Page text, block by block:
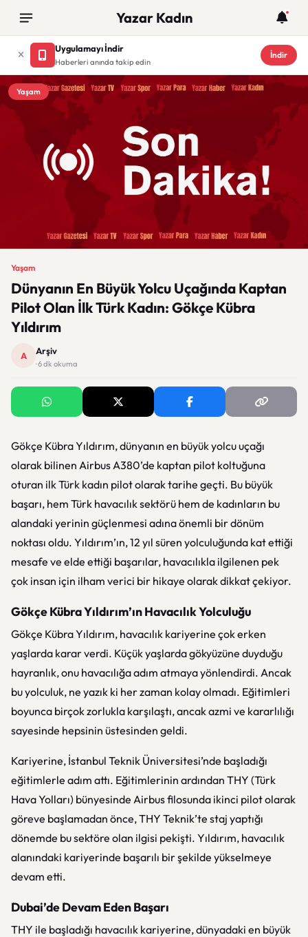
Yazar Kadın
Uygulamayı İndir
Haberleri anında takip edin
İndir
Yaşam
Yaşam
Dünyanın En Büyük Yolcu Uçağında Kaptan
Pilot Olan İlk Türk Kadın: Gökçe Kübra
Yıldırım
A Arşiv
· 6 dk okuma
Gökçe Kübra Yıldırım, dünyanın en büyük yolcu uçağı
olarak bilinen Airbus A380’de kaptan pilot koltuğuna
oturan ilk Türk kadın pilot olarak tarihe geçti. Bu büyük
başarı, hem Türk havacılık sektörü hem de kadınların bu
alandaki yerinin güçlenmesi adına önemli bir dönüm
noktası oldu. Yıldırım’ın, 12 yıl süren yolculuğunda kat ettiği
mesafe ve elde ettiği başarılar, havacılıkla ilgilenen pek
çok insan için ilham verici bir hikaye olarak dikkat çekiyor.
Gökçe Kübra Yıldırım’ın Havacılık Yolculuğu
Gökçe Kübra Yıldırım, havacılık kariyerine çok erken
yaşlarda karar verdi. Küçük yaşlarda gökyüzüne duyduğu
hayranlık, onu havacılığa adım atmaya yönlendirdi. Ancak
bu yolculuk, ne yazık ki her zaman kolay olmadı. Eğitimleri
boyunca birçok zorlukla karşılaştı, ancak azmi ve kararlılığı
sayesinde hepsinin üstesinden geldi.
Kariyerine, İstanbul Teknik Üniversitesi’nde başladığı
eğitimlerle adım attı. Eğitimlerinin ardından THY (Türk
Hava Yolları) bünyesinde Airbus filosunda ikinci pilot olarak
göreve başlamadan önce, THY Teknik’te staj yaptığı
dönemde bu sektöre olan ilgisi pekişti. Yıldırım, havacılık
alanındaki kariyerinde başarılı bir şekilde yükselmeye
devam etti.
Dubai’de Devam Eden Başarı
THY ile başladığı havacılık kariyerine, dünyadaki en büyük